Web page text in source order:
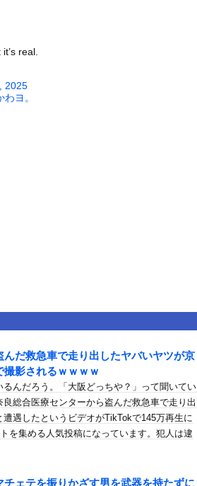
）が一番抜ける
刷新が必要だ』と監督や協会を...
ｗｗｗｗ
ぶ
る。
real.
2025
ヨ。
んだ救急車で走り出したヤバいヤツが京
撮影されるｗｗｗｗ
るんだろう。「大阪どっちや？」って聞いてい
良総合医療センターから盗んだ救急車で走り出
遭遇したというビデオがTikTokで145万再生に
を集める人気投稿になっています。犯人は逮
チェテを振りかざす男を武器を持たずに